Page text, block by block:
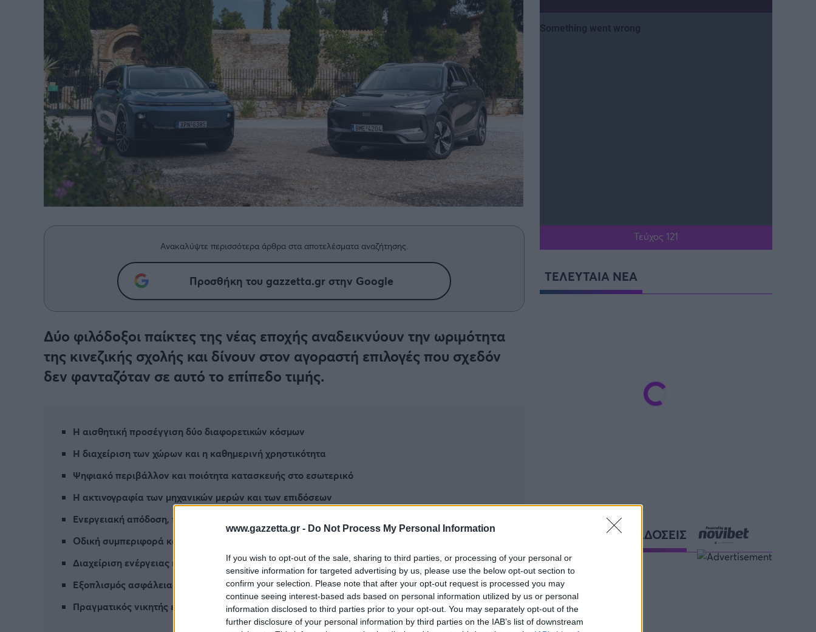
www.gazzetta.gr - Do Not Process My Personal Information
If you wish to opt-out of the sale, sharing to third parties, or processing of your personal or
sensitive information for targeted advertising by us, please use the below opt-out section to
confirm your selection. Please note that after your opt-out request is processed you may
continue seeing interest-based ads based on personal information utilized by us or personal
information disclosed to third parties prior to your opt-out. You may separately opt-out of the
further disclosure of your personal information by third parties on the IAB’s list of downstream
Ανακαλύψτε περισσότερα άρθρα στα αποτελέσματα αναζήτησης.
Προσθήκη του gazzetta.gr στην Google
Δύο φιλόδοξοι παίκτες της νέας εποχής αναδεικνύουν την ωριμότητα
της κινεζικής σχολής και δίνουν στον αγοραστή επιλογές που σχεδόν
δεν φανταζόταν σε αυτό το επίπεδο τιμής.
Η αισθητική προσέγγιση δύο διαφορετικών κόσμων
Η διαχείριση των χώρων και η καθημερινή χρηστικότητα
Ψηφιακό περιβάλλον και ποιότητα κατασκευής στο εσωτερικό
Η ακτινογραφία των μηχανικών μερών και των επιδόσεων
Ενεργειακή απόδοση, πραγματική κατανάλωση και αυτονομία
Οδική συμπεριφορά και οδηγική αίσθηση στον δρόμο
Διαχείριση ενέργειας και η πραγματικότητα της φόρτισης
Εξοπλισμός ασφάλειας και η σχέση αξίας προς τιμή
Πραγματικός νικητής είναι ο αγοραστής
Τεύχος 121
ΤΕΛΕΥΤΑΙΑ ΝΕΑ
ΑΘΛΗΤΙΚΕΣ ΜΕΤΑΔΟΣΕΙΣ